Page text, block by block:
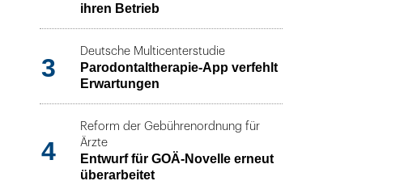
ihren Betrieb
3
Deutsche Multicenterstudie
Parodontaltherapie-App verfehlt
Erwartungen
4
Reform der Gebührenordnung für
Ärzte
Entwurf für GOÄ-Novelle erneut
überarbeitet